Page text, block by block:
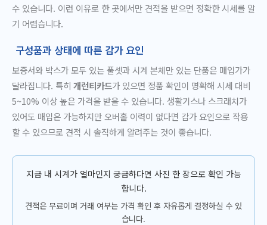
수 있습니다. 이런 이유로 한 곳에서만 견적을 받으면 정확한 시세를 알
기 어렵습니다.
구성품과 상태에 따른 감가 요인
보증서와 박스가 모두 있는 풀셋과 시계 본체만 있는 단품은 매입가가
달라집니다. 특히 개런티카드가 있으면 정품 확인이 명확해 시세 대비
5~10% 이상 높은 가격을 받을 수 있습니다. 생활기스나 스크래치가
있어도 매입은 가능하지만 오버홀 이력이 없다면 감가 요인으로 작용
할 수 있으므로 견적 시 솔직하게 알려주는 것이 좋습니다.
지금 내 시계가 얼마인지 궁금하다면 사진 한 장으로 확인 가능
합니다.
견적은 무료이며 거래 여부는 가격 확인 후 자유롭게 결정하실 수 있
습니다.